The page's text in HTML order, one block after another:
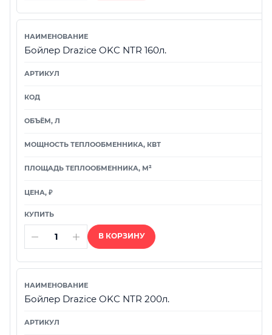
Бойлер Drazice OKC NTR 160л.
В КОРЗИНУ
Бойлер Drazice OKC NTR 200л.